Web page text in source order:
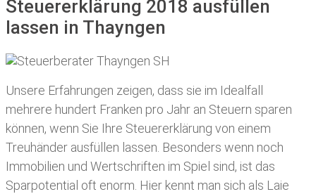
Steuererklärung 2018 ausfüllen
lassen in Thayngen
Unsere Erfahrungen zeigen, dass sie im Idealfall
mehrere hundert Franken pro Jahr an Steuern sparen
können, wenn Sie Ihre Steuererklärung von einem
Treuhänder ausfüllen lassen . Besonders wenn noch
Immobilien und Wertschriften im Spiel sind, ist das
Sparpotential oft enorm. Hier kennt man sich als Laie